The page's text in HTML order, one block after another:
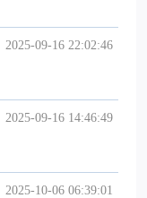
2025-09-16 22:02:46
2025-09-16 14:46:49
2025-10-06 06:39:01